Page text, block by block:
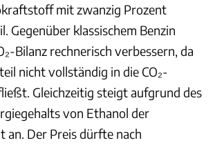
mit zwanzig Prozent
Gegenüber klassischem Benzin
Bilanz rechnerisch verbessern, da
nicht vollständig in die CO₂-
Gleichzeitig steigt aufgrund des
von Ethanol der
an. Der Preis dürfte nach